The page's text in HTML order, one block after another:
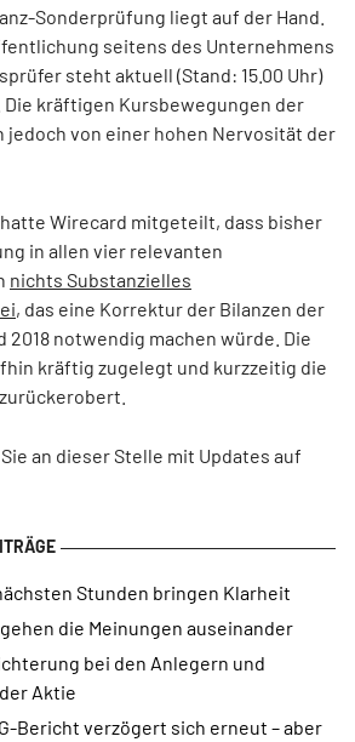
Sonderprüfung liegt auf der Hand.
seitens des Unternehmens
steht aktuell (Stand: 15.00 Uhr)
Die kräftigen Kursbewegungen der
jedoch von einer hohen Nervosität der
Wirecard mitgeteilt, dass bisher
in allen vier relevanten
nichts Substanzielles
, das eine Korrektur der Bilanzen der
2018 notwendig machen würde. Die
kräftig zugelegt und kurzzeitig die
Sie an dieser Stelle mit Updates auf
Stunden bringen Klarheit
die Meinungen auseinander
bei den Anlegern und
Aktie
Bericht verzögert sich erneut – aber